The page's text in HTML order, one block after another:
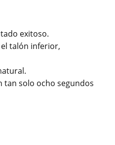
exitoso.
talón inferior,
solo ocho segundos